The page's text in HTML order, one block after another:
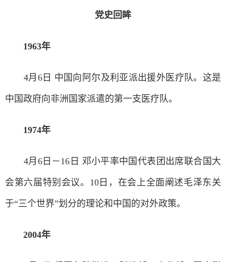
党史回眸
1963年
4月6日 中国向阿尔及利亚派出援外医疗队。这是
中国政府向非洲国家派遣的第一支医疗队。
1974年
4月6日－16日 邓小平率中国代表团出席联合国大
会第六届特别会议。10日，在会上全面阐述毛泽东关
于“三个世界”划分的理论和中国的对外政策。
2004年